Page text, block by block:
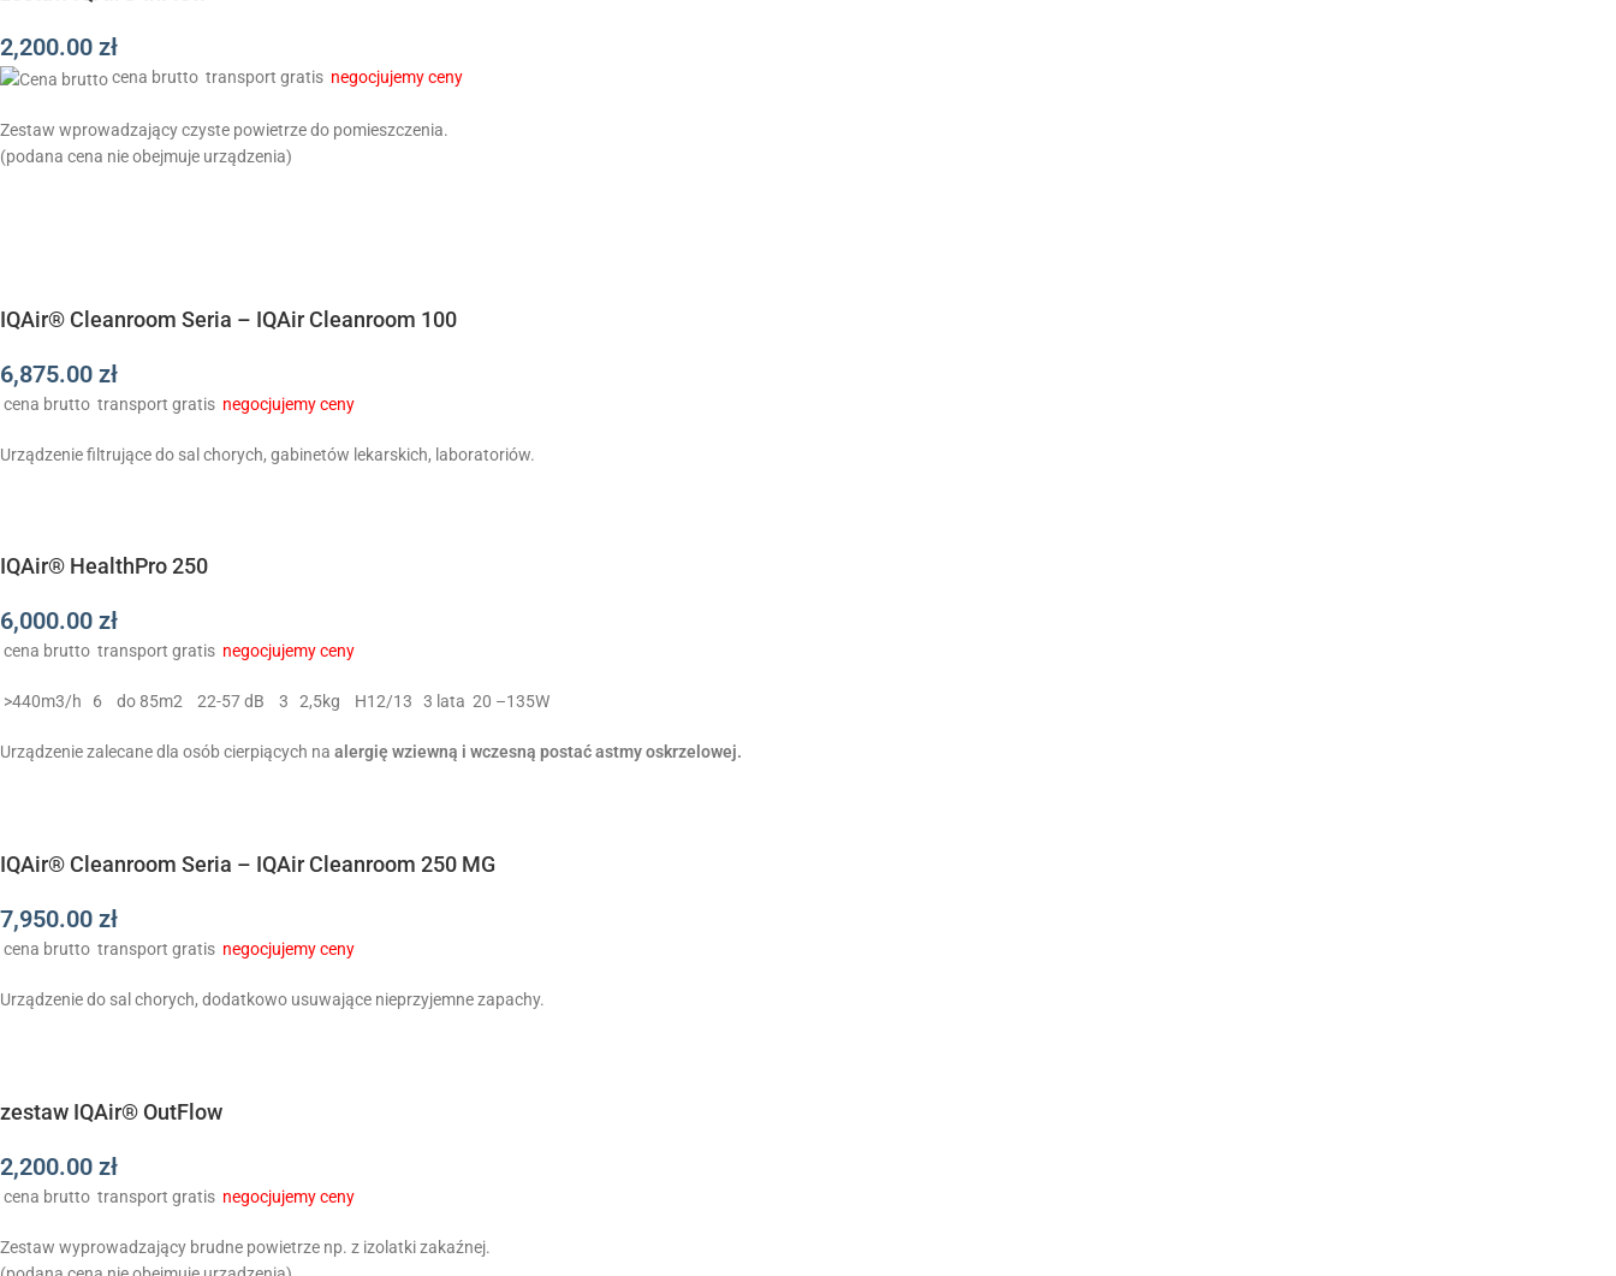
2,200.00 zł
cena brutto transport gratis negocjujemy ceny
Zestaw wprowadzający czyste powietrze do pomieszczenia.
(podana cena nie obejmuje urządzenia)
IQAir® Cleanroom Seria – IQAir Cleanroom 100
6,875.00 zł
cena brutto transport gratis negocjujemy ceny
Urządzenie filtrujące do sal chorych, gabinetów lekarskich, laboratoriów.
IQAir® HealthPro 250
6,000.00 zł
cena brutto transport gratis negocjujemy ceny
>440m3/h 6 do 85m2 22-57 dB 3 2,5kg H12/13 3 lata 20 –135W
Urządzenie zalecane dla osób cierpiących na alergię wziewną i wczesną postać astmy oskrzelowej.
IQAir® Cleanroom Seria – IQAir Cleanroom 250 MG
7,950.00 zł
cena brutto transport gratis negocjujemy ceny
Urządzenie do sal chorych, dodatkowo usuwające nieprzyjemne zapachy.
zestaw IQAir® OutFlow
2,200.00 zł
cena brutto transport gratis negocjujemy ceny
Zestaw wyprowadzający brudne powietrze np. z izolatki zakaźnej.